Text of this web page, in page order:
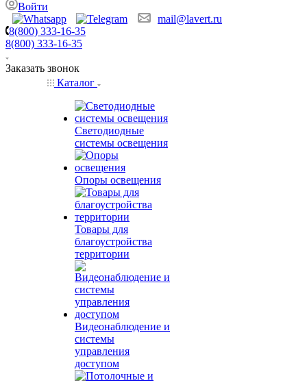
Войти
mail@lavert.ru
8(800) 333-16-35
8(800) 333-16-35
Заказать звонок
Каталог
Светодиодные
системы освещения
Опоры освещения
Товары для
благоустройства
территории
Видеонаблюдение и
системы
управления
доступом